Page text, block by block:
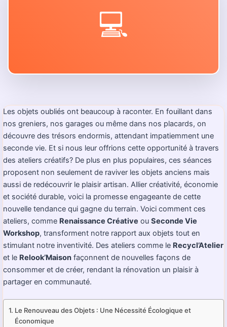
💻
Les objets oubliés ont beaucoup à raconter. En fouillant dans
nos greniers, nos garages ou même dans nos placards, on
découvre des trésors endormis, attendant impatiemment une
seconde vie. Et si nous leur offrions cette opportunité à travers
des ateliers créatifs? De plus en plus populaires, ces séances
proposent non seulement de raviver les objets anciens mais
aussi de redécouvrir le plaisir artisan. Allier créativité, économie
et société durable, voici la promesse engageante de cette
nouvelle tendance qui gagne du terrain. Voici comment ces
ateliers, comme Renaissance Créative ou Seconde Vie
Workshop, transforment notre rapport aux objets tout en
stimulant notre inventivité. Des ateliers comme le Recycl’Atelier
et le Relook’Maison façonnent de nouvelles façons de
consommer et de créer, rendant la rénovation un plaisir à
partager en communauté.
Le Renouveau des Objets : Une Nécessité Écologique et
Économique